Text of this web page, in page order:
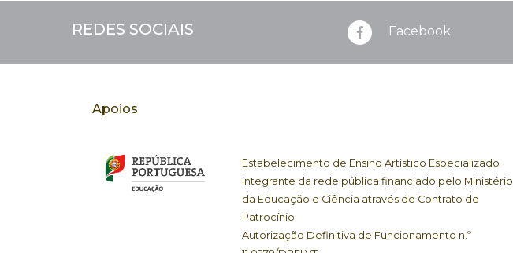
REDES SOCIAIS Facebook
Apoios
Estabelecimento de Ensino Artístico Especializado
integrante da rede pública financiado pelo Ministério
da Educação e Ciência através de Contrato de
Patrocínio.
Autorização Definitiva de Funcionamento n.º